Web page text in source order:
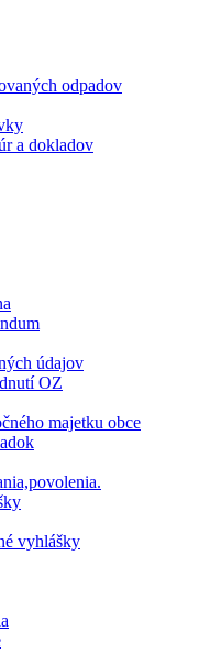
odpadov
a dokladov
údajov
OZ
majetku obce
vyhlášky